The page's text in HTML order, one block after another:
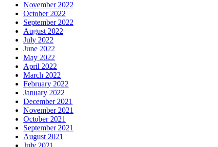
November 2022
October 2022
September 2022
August 2022
July 2022
June 2022
May 2022
April 2022
March 2022
February 2022
January 2022
December 2021
November 2021
October 2021
September 2021
August 2021
July 2021